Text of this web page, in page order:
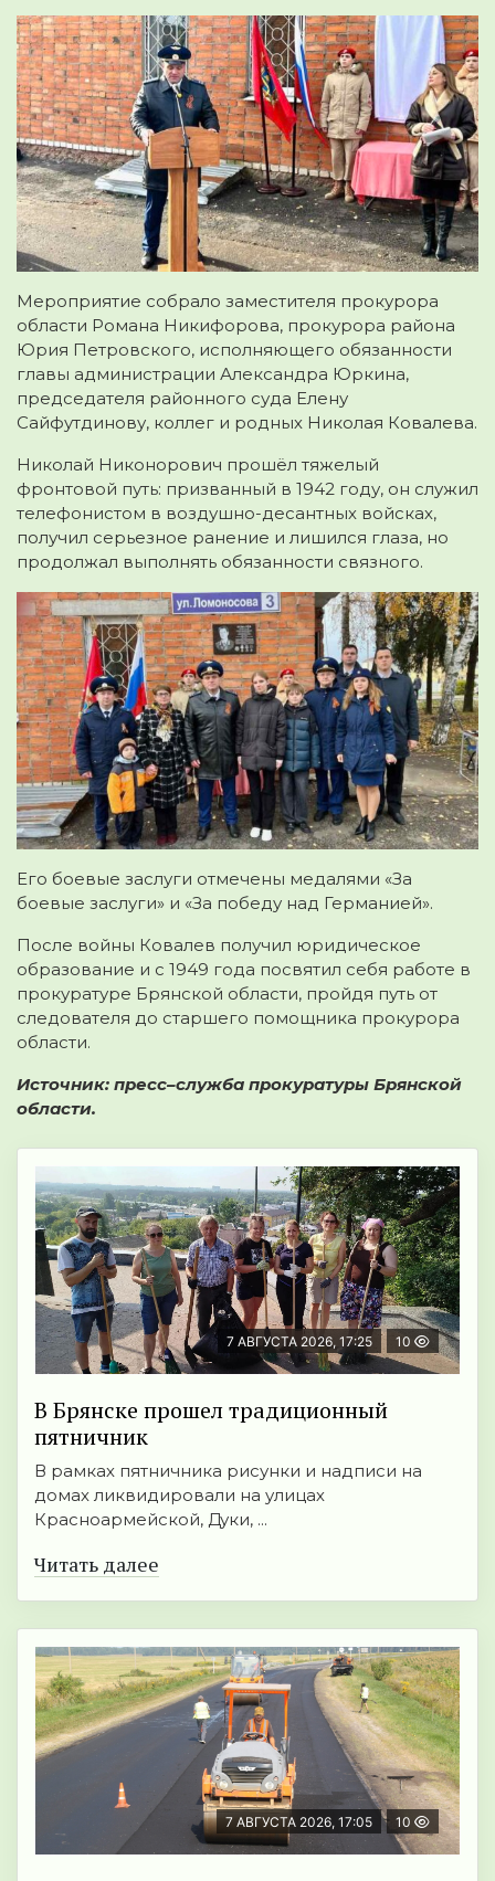
Мероприятие собрало заместителя прокурора
области Романа Никифорова, прокурора района
Юрия Петровского, исполняющего обязанности
главы администрации Александра Юркина,
председателя районного суда Елену
Сайфутдинову, коллег и родных Николая Ковалева.
Николай Никонорович прошёл тяжелый
фронтовой путь: призванный в 1942 году, он служил
телефонистом в воздушно-десантных войсках,
получил серьезное ранение и лишился глаза, но
продолжал выполнять обязанности связного.
Его боевые заслуги отмечены медалями «За
боевые заслуги» и «За победу над Германией».
После войны Ковалев получил юридическое
образование и с 1949 года посвятил себя работе в
прокуратуре Брянской области, пройдя путь от
следователя до старшего помощника прокурора
области.
Источник: пресс–служба прокуратуры Брянской
области.
7 АВГУСТА 2026, 17:25 10
В Брянске прошел традиционный
пятничник
В рамках пятничника рисунки и надписи на
домах ликвидировали на улицах
Красноармейской, Дуки, ...
Читать далее
7 АВГУСТА 2026, 17:05 10